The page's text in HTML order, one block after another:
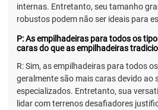
internas. Entretanto, seu tamanho
robustos podem não ser ideais para
P: As empilhadeiras para todos os
caras do que as empilhadeiras
R: Sim, as empilhadeiras para todos
geralmente são mais caras devido ao
especializados. Entretanto, sua
lidar com terrenos desafiadores